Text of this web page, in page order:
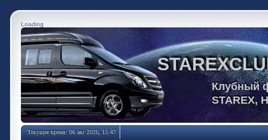
Loading
Клубный
STAREX,
Текущее время: 06 авг 2026, 15:47